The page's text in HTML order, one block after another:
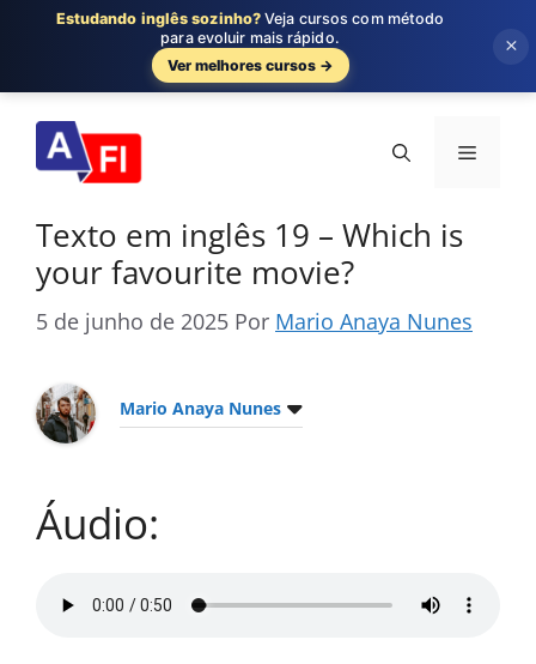
para
conteúdo
Menu
Texto em inglês 19 – Which is
your favourite movie?
5 de junho de 2025 Por Mario Anaya Nunes
Mario Anaya Nunes
Áudio:
Estudando inglês sozinho? Veja cursos com método
para evoluir mais rápido.
Ver melhores cursos →
×